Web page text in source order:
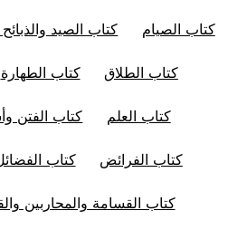
كتاب الصيام كتاب الصيد
كتاب الطلاق كتاب الطهارة
كتاب العلم كتاب الفتن
كتاب الفرائض كتاب
كتاب القسامة والمحاربين